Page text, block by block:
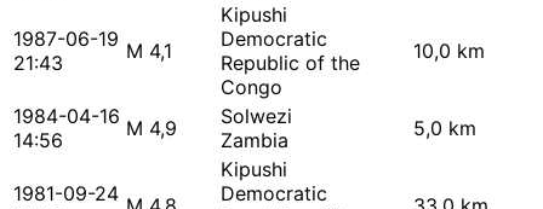
1987-06-19
21:43
M 4,1
Kipushi
Democratic
Republic of the
Congo
10,0 km
1984-04-16
14:56
M 4,9
Solwezi
Zambia
5,0 km
1981-09-24
Kipushi
Democratic